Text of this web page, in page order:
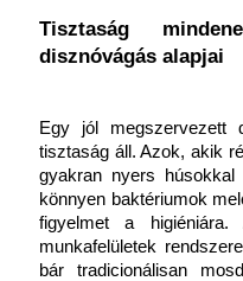
Tisztaság
disznóvágás alapjai
Egy jól megszervezett
tisztaság áll. Azok, akik
gyakran nyers
könnyen baktériumok
figyelmet a
munkafelületek
bár tradicionálisan